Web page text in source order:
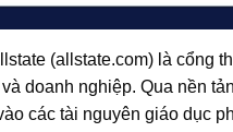
(allstate.com) là cổng
doanh nghiệp. Qua nền
các tài nguyên giáo dục